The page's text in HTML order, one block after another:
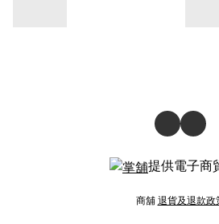
提供電子商
商舖退貨及退款政